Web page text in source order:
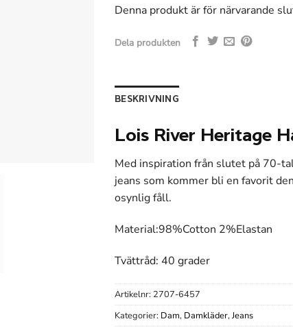
Denna produkt är för närvarande
Dela produkten
BESKRIVNING
Lois River Heritage
Med inspiration från slutet på 70-
jeans som kommer bli en favorit
osynlig fåll.
Material:98%Cotton 2%Elastan
Tvättråd: 40 grader
Artikelnr: 2707-6457
Kategorier: Dam, Damkläder,Jeans